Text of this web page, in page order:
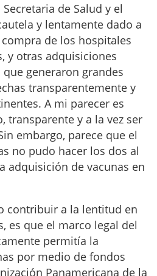
de Salud y el
y lentamente dado a
de los hospitales
y otras adquisiciones
generaron grandes
transparentemente y
A mi parecer es
transparente y a la vez ser
embargo, parece que el
no pudo hacer los dos al
adquisición de vacunas en
contribuir a la lentitud en
es que el marco legal del
permitía la
por medio de fondos
Panamericana de la